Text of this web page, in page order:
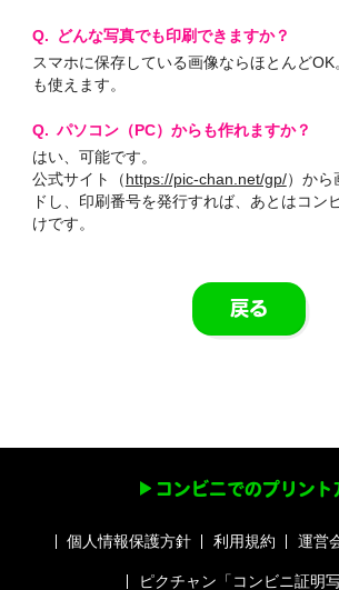
どんな写真でも印刷できますか？
スマホに保存している画像ならほとんどOK
も使えます。
パソコン（PC）からも作れますか？
はい、可能です。
公式サイト（https://pic-chan.net/gp/）から
ドし、印刷番号を発行すれば、あとはコン
けです。
戻る
コンビニでのプリント
個人情報保護方針 利用規約 運営
ピクチャン「コンビニ証明写